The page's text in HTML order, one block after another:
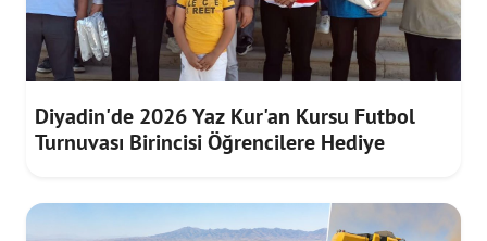
Diyadin'de 2026 Yaz Kur'an Kursu Futbol
Turnuvası Birincisi Öğrencilere Hediye